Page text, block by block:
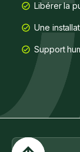
Libérer la
Une
Support